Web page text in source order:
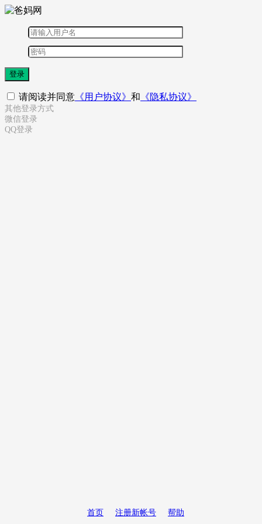
登录
请阅读并同意 《用户协议》 和 《隐私协议》
其他登录方式
微信登录
QQ登录
首页 注册新帐号 帮助